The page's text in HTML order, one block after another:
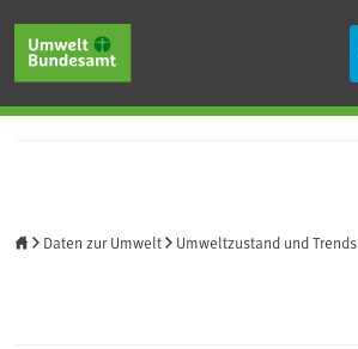
Daten zur Umwelt Umweltzustand und Trends